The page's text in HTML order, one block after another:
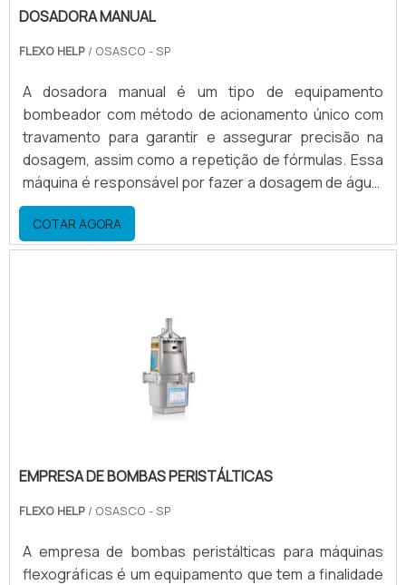
DOSADORA MANUAL
FLEXO HELP / OSASCO - SP
A dosadora manual é um tipo de equipamento
bombeador com método de acionamento único com
travamento para garantir e assegurar precisão na
dosagem, assim como a repetição de fórmulas. Essa
máquina é responsável por fazer a dosagem de água,
cloro e diversos outros produtos químicos, sendo
muito usada no setor industrial, além de estar
presente também em estações de tratamento de
mercado.Dosadoras ma.
COTAR AGORA
EMPRESA DE BOMBAS PERISTÁLTICAS
FLEXO HELP / OSASCO - SP
A empresa de bombas peristálticas para máquinas
flexográficas é um equipamento que tem a finalidade